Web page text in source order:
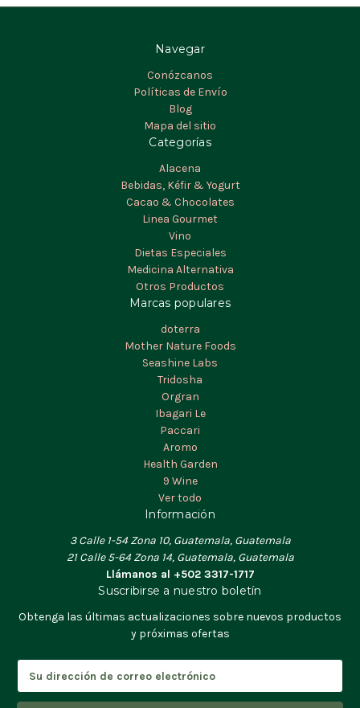
Navegar
Conózcanos
Políticas de Envío
Blog
Mapa del sitio
Categorías
Alacena
Bebidas, Kéfir & Yogurt
Cacao & Chocolates
Linea Gourmet
Vino
Dietas Especiales
Medicina Alternativa
Otros Productos
Marcas populares
doterra
Mother Nature Foods
Seashine Labs
Tridosha
Orgran
Ibagari Le
Paccari
Aromo
Health Garden
9 Wine
Ver todo
Información
3 Calle 1-54 Zona 10, Guatemala, Guatemala
21 Calle 5-64 Zona 14, Guatemala, Guatemala
Llámanos al +502 3317-1717
Suscribirse a nuestro boletín
Obtenga las últimas actualizaciones sobre nuevos productos
y próximas ofertas
r